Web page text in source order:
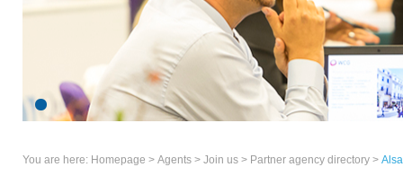
You are here: Homepage > Agents > Join us > Partner agency directory >